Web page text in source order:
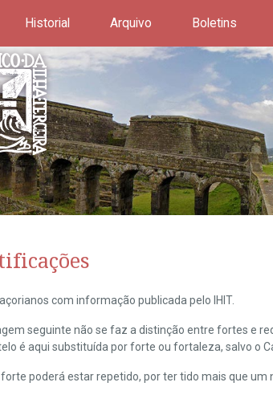
Historial Arquivo Boletins
com informação publicada pelo IHIT.
seguinte não se faz a distinção entre fortes e
é aqui substituída por forte ou fortaleza, salvo o
poderá estar repetido, por ter tido mais que um